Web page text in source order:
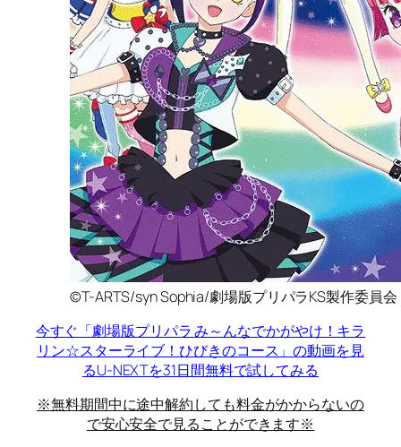
©T-ARTS/syn Sophia/劇場版プリパラKS製作委員会
今すぐ「劇場版プリパラ み～んなでかがやけ！キラ
リン☆スターライブ！ひびきのコース」の動画を見
るU-NEXTを31日間無料で試してみる
※無料期間中に途中解約しても料金がかからないの
で安心安全で見ることができます※